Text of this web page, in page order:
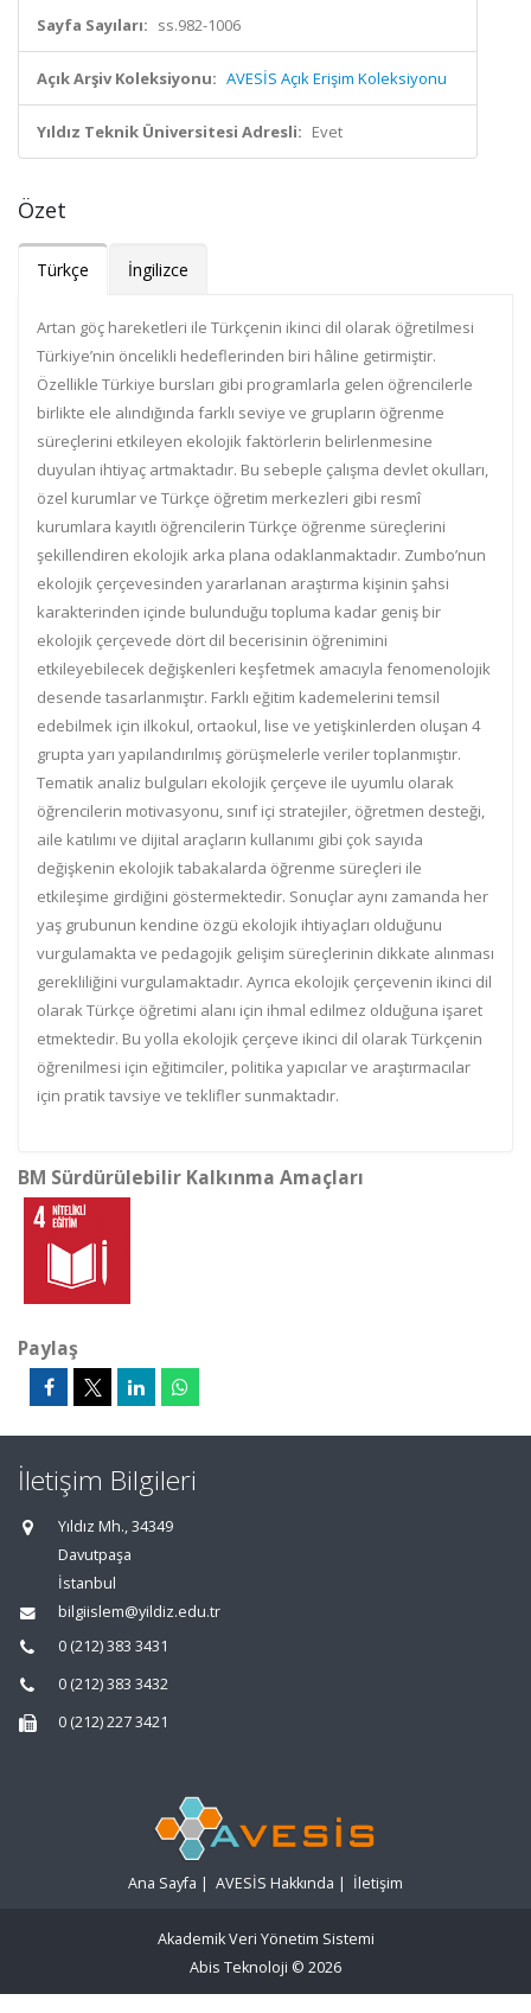
Sayfa Sayıları: ss.982-1006
Açık Arşiv Koleksiyonu: AVESİS Açık Erişim Koleksiyonu
Yıldız Teknik Üniversitesi Adresli: Evet
Özet
Türkçe İngilizce
Artan göç hareketleri ile Türkçenin ikinci dil olarak öğretilmesi
Türkiye’nin öncelikli hedeflerinden biri hâline getirmiştir.
Özellikle Türkiye bursları gibi programlarla gelen öğrencilerle
birlikte ele alındığında farklı seviye ve grupların öğrenme
süreçlerini etkileyen ekolojik faktörlerin belirlenmesine
duyulan ihtiyaç artmaktadır. Bu sebeple çalışma devlet okulları,
özel kurumlar ve Türkçe öğretim merkezleri gibi resmî
kurumlara kayıtlı öğrencilerin Türkçe öğrenme süreçlerini
şekillendiren ekolojik arka plana odaklanmaktadır. Zumbo’nun
ekolojik çerçevesinden yararlanan araştırma kişinin şahsi
karakterinden içinde bulunduğu topluma kadar geniş bir
ekolojik çerçevede dört dil becerisinin öğrenimini
etkileyebilecek değişkenleri keşfetmek amacıyla fenomenolojik
desende tasarlanmıştır. Farklı eğitim kademelerini temsil
edebilmek için ilkokul, ortaokul, lise ve yetişkinlerden oluşan 4
grupta yarı yapılandırılmış görüşmelerle veriler toplanmıştır.
Tematik analiz bulguları ekolojik çerçeve ile uyumlu olarak
öğrencilerin motivasyonu, sınıf içi stratejiler, öğretmen desteği,
aile katılımı ve dijital araçların kullanımı gibi çok sayıda
değişkenin ekolojik tabakalarda öğrenme süreçleri ile
etkileşime girdiğini göstermektedir. Sonuçlar aynı zamanda her
yaş grubunun kendine özgü ekolojik ihtiyaçları olduğunu
vurgulamakta ve pedagojik gelişim süreçlerinin dikkate alınması
gerekliliğini vurgulamaktadır. Ayrıca ekolojik çerçevenin ikinci dil
olarak Türkçe öğretimi alanı için ihmal edilmez olduğuna işaret
etmektedir. Bu yolla ekolojik çerçeve ikinci dil olarak Türkçenin
öğrenilmesi için eğitimciler, politika yapıcılar ve araştırmacılar
için pratik tavsiye ve teklifler sunmaktadır.
BM Sürdürülebilir Kalkınma Amaçları
Paylaş
İletişim Bilgileri
Yıldız Mh., 34349
Davutpaşa
İstanbul
bilgiislem@yildiz.edu.tr
0 (212) 383 3431
0 (212) 383 3432
0 (212) 227 3421
Ana Sayfa | AVESİS Hakkında | İletişim
Akademik Veri Yönetim Sistemi
Abis Teknoloji © 2026